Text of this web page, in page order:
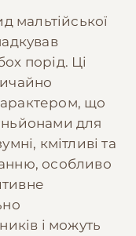
мальтійської
порід. Ці
що
для
кмітливі та
особливо
і можуть